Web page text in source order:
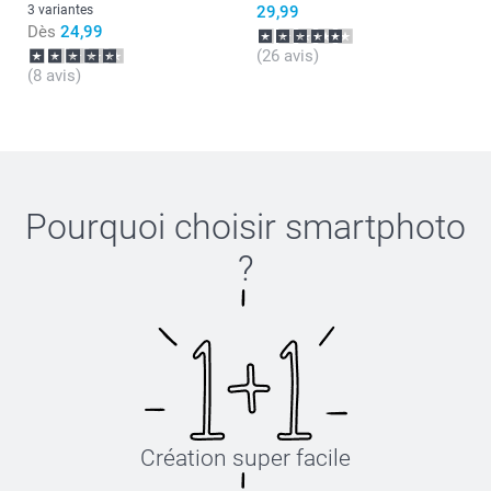
3 variantes
Dès 24,99
(8 avis)
29,99
(26 avis)
Pourquoi choisir smartphoto
?
Création super facile